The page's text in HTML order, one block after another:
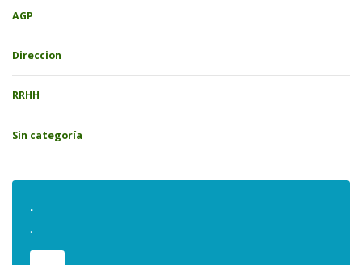
AGP
Direccion
RRHH
Sin categoría
.
.